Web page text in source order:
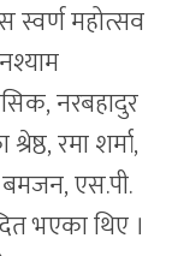
स्वर्ण महोत्सव
नरबहादुर
रमा शर्मा,
बमजन, एस.पी.
भएका थिए ।